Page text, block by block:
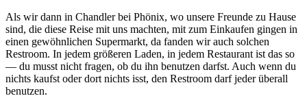
Als wir dann in Chandler bei Phönix, wo unsere Freunde zu Hause
sind, die diese Reise mit uns machten, mit zum Einkaufen gingen in
einen gewöhnlichen Supermarkt, da fanden wir auch solchen
Restroom. In jedem größeren Laden, in jedem Restaurant ist das so
— du musst nicht fragen, ob du ihn benutzen darfst. Auch wenn du
nichts kaufst oder dort nichts isst, den Restroom darf jeder überall
benutzen.